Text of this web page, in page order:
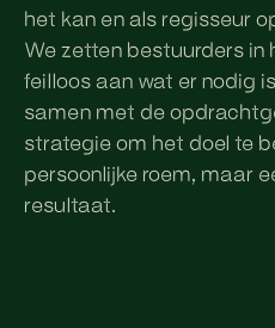
het kan en als regisseur
We zetten bestuurders in
feilloos aan wat er nodig
samen met de
strategie om het doel te
persoonlijke roem, maar
resultaat.